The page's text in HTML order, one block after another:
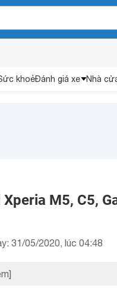
khoẻĐánh giá xe Nhà
M5, C5,
31/05/2020, lúc 04:48